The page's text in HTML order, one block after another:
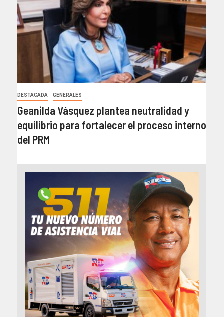
DESTACADA GENERALES
Geanilda Vásquez plantea neutralidad y
equilibrio para fortalecer el proceso interno
del PRM